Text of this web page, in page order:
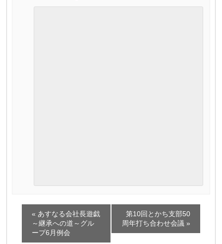
« あすなる会社長遊戯
～継承への道～グル
ープ6月例会
第10回とかち支部50
周年打ち合わせ会議 »